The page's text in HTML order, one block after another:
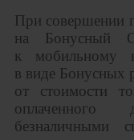
При совершении
на Бонусный
к мобильному
в виде Бонусных
от стоимости
безналичными